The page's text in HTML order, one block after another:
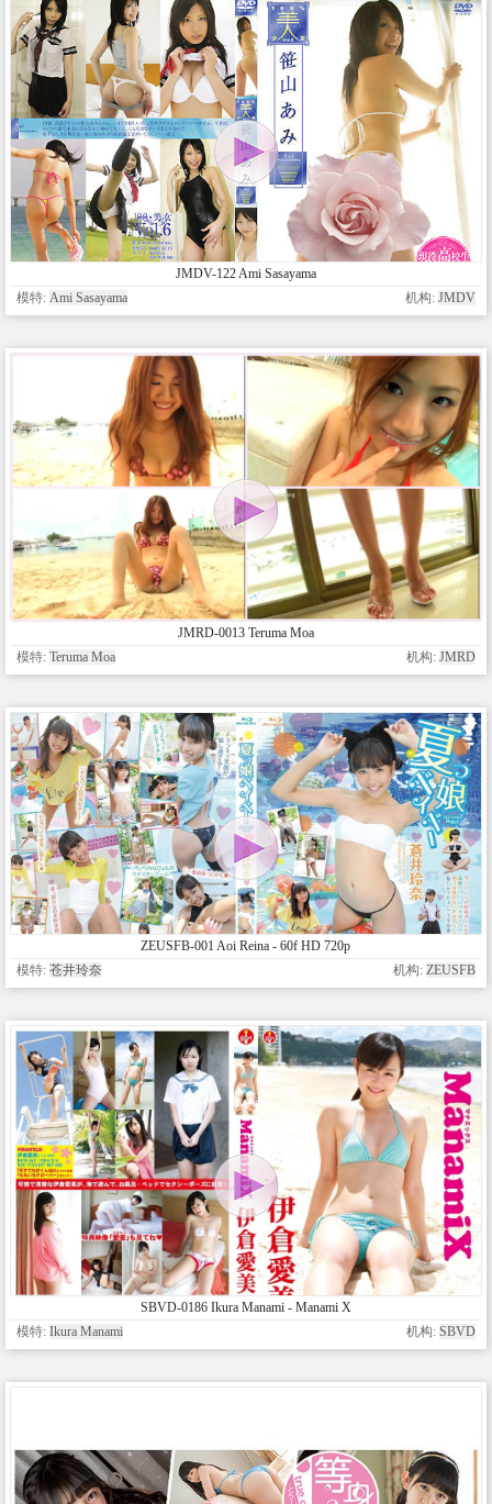
JMDV-122 Ami Sasayama
模特: Ami Sasayama 机构: JMDV
JMRD-0013 Teruma Moa
模特: Teruma Moa 机构: JMRD
ZEUSFB-001 Aoi Reina - 60f HD 720p
模特: 苍井玲奈 机构: ZEUSFB
SBVD-0186 Ikura Manami - Manami X
模特: Ikura Manami 机构: SBVD